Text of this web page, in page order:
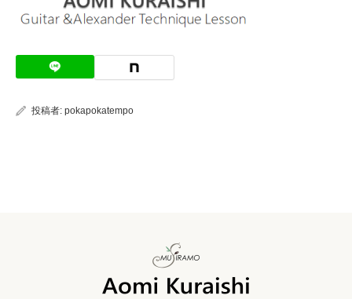
投稿者: pokapokatempo